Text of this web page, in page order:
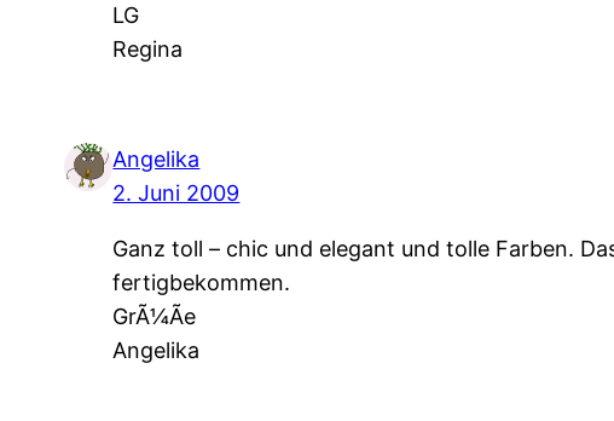
LG
Regina
Angelika
2. Juni 2009
Ganz toll – chic und elegant und tolle Farben.
fertigbekommen.
GrÃ¼Ãe
Angelika